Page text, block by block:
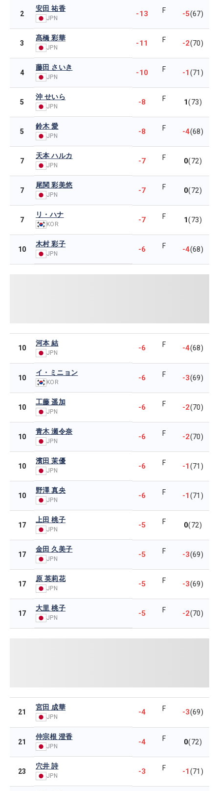
2
安田 祐香
JPN -13 F -5(67)
3
髙橋 彩華
JPN -11 F -2(70)
4
藤田 さいき
JPN -10 F -1(71)
5
沖 せいら
JPN -8 F 1(73)
5
鈴木 愛
JPN -8 F -4(68)
7
天本 ハルカ
JPN -7 F 0(72)
7
尾関 彩美悠
JPN -7 F 0(72)
7
リ・ハナ
KOR -7 F 1(73)
10
木村 彩子
JPN -6 F -4(68)
10
河本 結
JPN
-6 F -4(68)
10
イ・ミニョン
KOR -6 F -3(69)
10
工藤 遥加
JPN -6 F -2(70)
10
青木 瀬令奈
JPN -6 F -2(70)
10
濱田 茉優
JPN -6 F -1(71)
10
野澤 真央
JPN -6 F -1(71)
17
上田 桃子
JPN -5 F 0(72)
17
金田 久美子
JPN -5 F -3(69)
17
原 英莉花
JPN -5 F -3(69)
17
大里 桃子
JPN -5 F -2(70)
21
宮田 成華
JPN
-4 F -3(69)
21
仲宗根 澄香
JPN -4 F 0(72)
23
穴井 詩
JPN -3 F -1(71)